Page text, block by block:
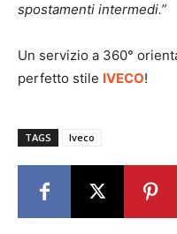
spostamenti intermedi.”
Un servizio a 360°
perfetto stile IVECO!
TAGS Iveco